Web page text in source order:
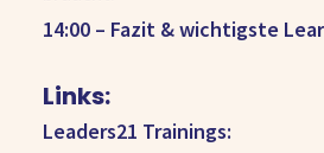
14:00 – Fazit & wichtigste
Links:
Leaders21 Trainings: